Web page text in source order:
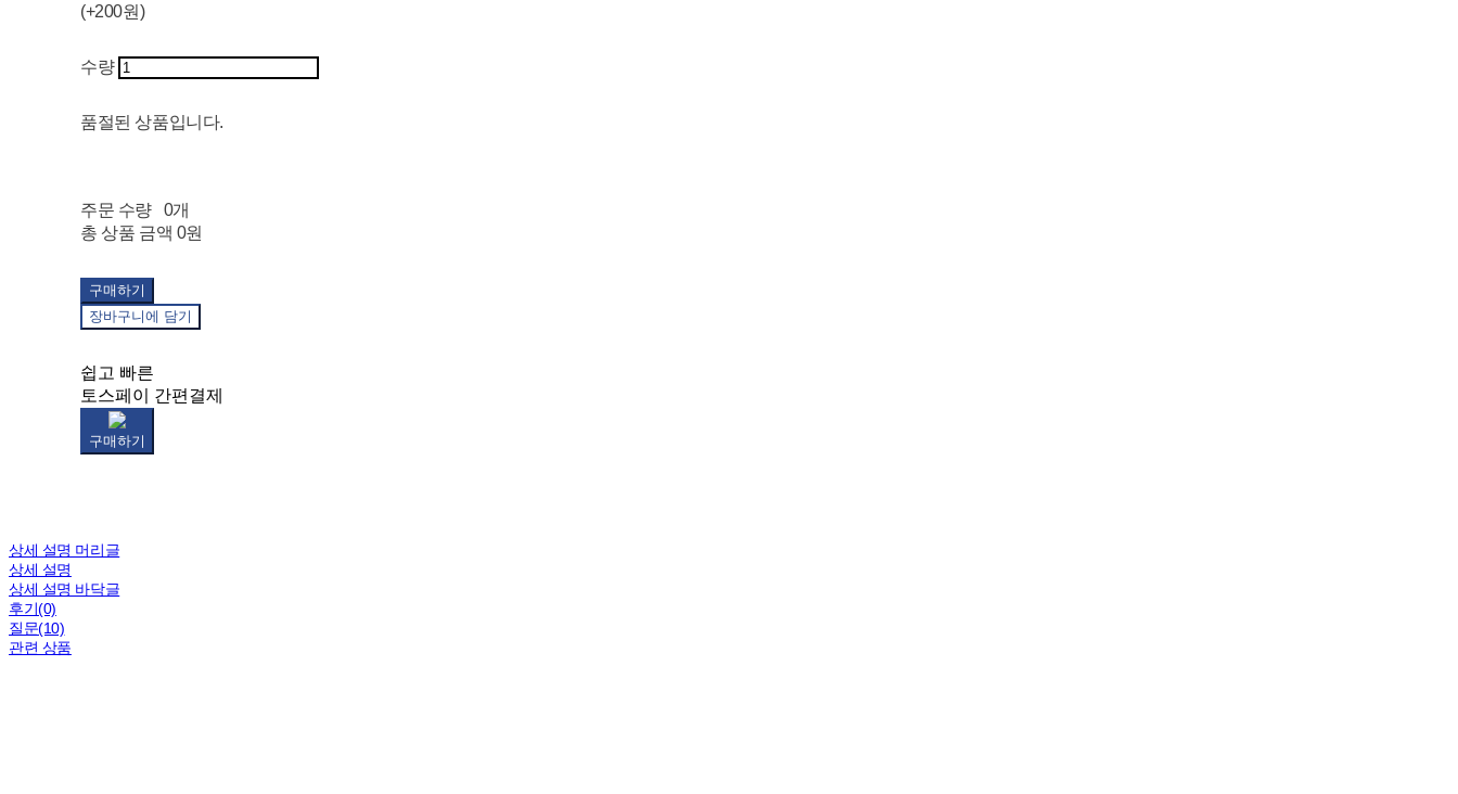
(+200원)
수량
품절된 상품입니다.
주문 수량
0개
총 상품 금액 0원
구매하기
장바구니에 담기
쉽고 빠른
토스페이 간편결제
구매하기
상세 설명 머리글
상세 설명
상세 설명 바닥글
후기(0)
질문(10)
관련 상품